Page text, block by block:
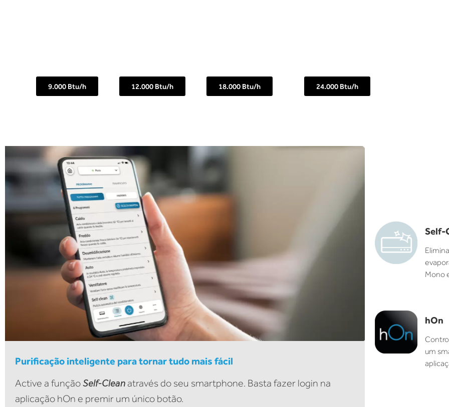
9.000 Btu/h 12.000 Btu/h 18.000 Btu/h 24.000 Btu/h
Purificação inteligente para tornar tudo mais fácil
Active a funçãoSelf-Clean através do seu smartphone. Basta fazer login na
aplicação hOn e premir um único botão.
Self-
Mono
hOn
um